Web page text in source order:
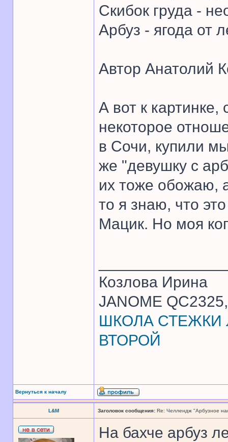
Скибок груда -
Арбуз - ягода от
Автор Анатолий
А вот к
некоторое
в Сочи, купили
же "девушку с
их тоже обожаю,
то я знаю, что
Мацик. Но моя
Козлова Ирина
JANOME
ШКОЛА СТЕЖКИ
ВТОРОЙ
Вернуться к началу
L&M Заголовок сообщения: Re: Челлендж "Арбузное
На бахче арбуз